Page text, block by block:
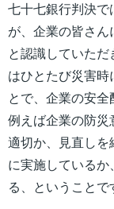
七十七銀行判決で
が、企業の皆さ
と認識していた
はひとたび災害時
とで、企業の安全
例えば企業の防災
適切か、見直しを
に実施しているか
る、ということで